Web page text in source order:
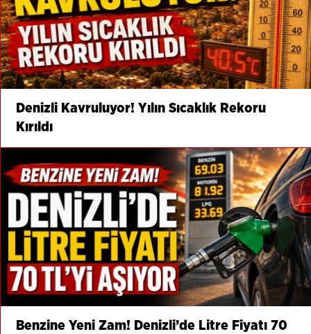
Denizli Kavruluyor! Yılın Sıcaklık Rekoru
Kırıldı
Benzine Yeni Zam! Denizli’de Litre Fiyatı 70